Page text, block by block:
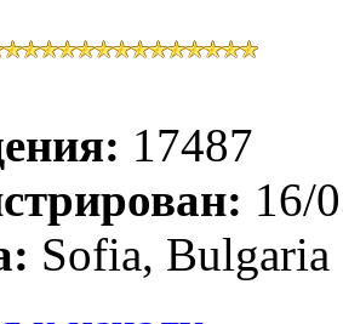
17487
16/
Sofia, Bulgaria